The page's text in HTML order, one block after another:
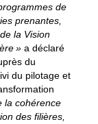
de
prenantes,
la Vision
»a déclaré
du
du pilotage et
la cohérence
des filières,